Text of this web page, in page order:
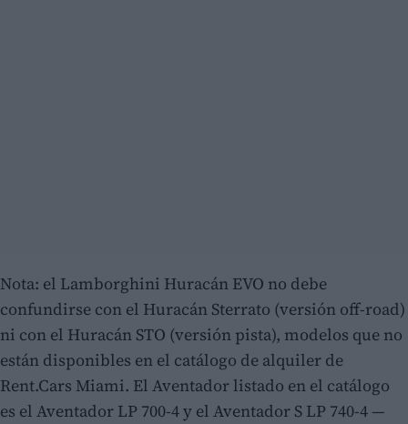
Nota: el Lamborghini Huracán EVO no debe
confundirse con el Huracán Sterrato (versión off-road)
ni con el Huracán STO (versión pista), modelos que no
están disponibles en el catálogo de alquiler de
Rent.Cars Miami. El Aventador listado en el catálogo
es el Aventador LP 700-4 y el Aventador S LP 740-4 —